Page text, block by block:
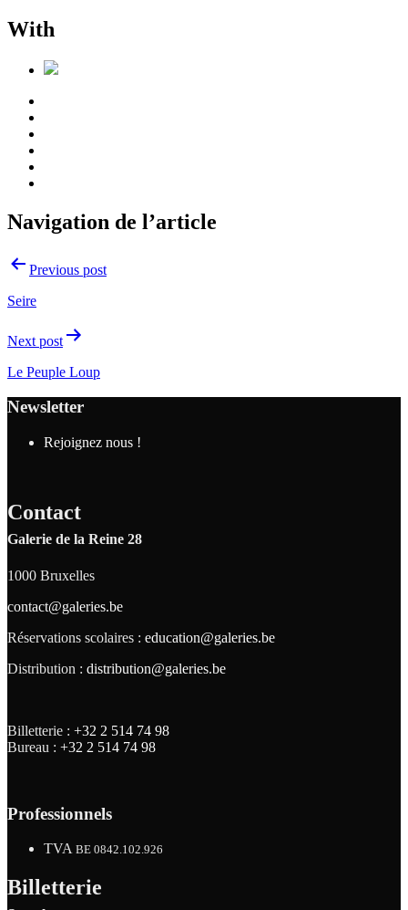
With
Navigation de l’article
Previous post
Seire
Next post
Le Peuple Loup
Newsletter
Rejoignez nous !
Contact
Galerie de la Reine 28
1000 Bruxelles
contact@galeries.be
Réservations scolaires : education@galeries.be
Distribution : distribution@galeries.be
Billetterie : +32 2 514 74 98
Bureau : +32 2 514 74 98
Professionnels
TVA BE 0842.102.926
Billetterie